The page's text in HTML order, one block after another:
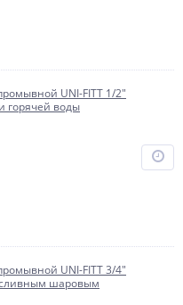
UNI-FITT 1/2"
горячей воды
UNI-FITT 3/4"
шаровым